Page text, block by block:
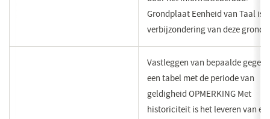
Grondplaat Eenheid van Taal is
verbijzondering van deze
​Vastleggen van bepaalde
een tabel met de periode van
geldigheid OPMERKING Met
historiciteit is het leveren van